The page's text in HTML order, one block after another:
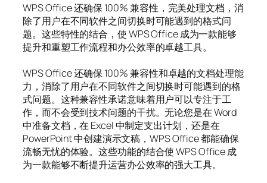
WPS Office 还确保 100% 兼容性，完美处理文档，消
除了用户在不同软件之间切换时可能遇到的格式问
题。这些特性的结合，使 WPS Office 成为一款能够
提升和重塑工作流程和办公效率的卓越工具。
WPS Office 还确保 100% 兼容性和卓越的文档处理能
力，消除了用户在不同软件之间切换时可能遇到的格
式问题。这种兼容性承诺意味着用户可以专注于工
作，而不会受到技术问题的干扰。无论您是在 Word
中准备文档，在 Excel 中制定支出计划，还是在
PowerPoint 中创建演示文稿，WPS Office 都能确保
流畅无忧的体验。这些功能的结合使 WPS Office 成
为一款能够不断提升运营办公效率的强大工具。